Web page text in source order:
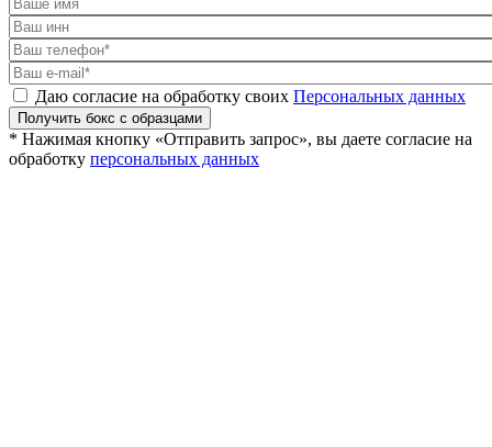
Даю согласие на обработку своих Персональных данных
Получить бокс с образцами
* Нажимая кнопку «Отправить запрос», вы даете согласие на
обработку персональных данных